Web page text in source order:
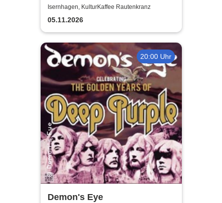
bin dagegen ich
Isernhagen, KulturKaffee Rautenkranz
05.11.2026
20:00 Uhr
Demon's Eye